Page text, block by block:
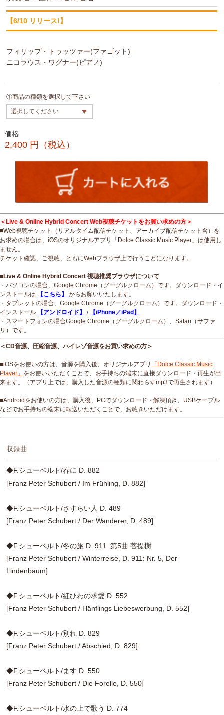
【6/10 リリース!】
フィリップ・トゥッツァー(ファゴット)
ニコラウス・ワグナー(ピアノ)
①商品の種類を選択して下さい
価格
2,400 円（税込）
＜Live & Online Hybrid Concert Web視聴チケットをお買い求めの方＞
■Web視聴チケット（リアルタイム配信チケット、アーカイブ配信チケット含）を
お求めの場合は、iOSのオリジナルアプリ「Dolce Classic Music Player」は使用し
ません。
チケット確認、ご視聴、ともにWebブラウザ上で行うことになります。
■Live & Online Hybrid Concert 視聴推奨ブラウザについて
・パソコンの場合、Google Chrome（グーグルクローム）です。ダウンロード・イ
ンストールは
【こちら】
からお願いいたします。
・タブレットの場合、Google Chrome（グーグルクローム）です。ダウンロード・
インストール
【アンドロイド】 /
【iPhone／iPad】
・スマートフォンの場合Google Chrome（グーグルクローム）、Safari（サファ
リ）です。
＜CD音源、圧縮音源、ハイレゾ音源をお買い求めの方＞
■iOSをお使いの方は、音源を購入後、オリジナルアプリ
「Dolce Classic Music
Player」 をお使いいただくことで、お手持ちの端末に直接ダウンロード・再生が出
来ます。（アプリ上では、購入した音源の種類に関わらずmp3で再生されます）
■Androidをお使いの方は、購入後、PCでダウンロード・解凍頂き、USBケーブル
などでお手持ちの端末に転送いただくことで、お聴きいただけます。
収録曲
◆F.シューベルト/春に D. 882
[Franz Peter Schubert / Im Frühling, D. 882]
◆F.シューベルト/さすらい人 D. 489
[Franz Peter Schubert / Der Wanderer, D. 489]
◆F.シューベルト/冬の旅 D. 911: 第5曲 菩提樹
[Franz Peter Schubert / Winterreise, D. 911: Nr. 5, Der
Lindenbaum]
◆F.シューベルト/紅ひわの求愛 D. 552
[Franz Peter Schubert / Hänflings Liebeswerbung, D. 552]
◆F.シューベルト/別れ D. 829
[Franz Peter Schubert / Abschied, D. 829]
◆F.シューベルト/ます D. 550
[Franz Peter Schubert / Die Forelle, D. 550]
◆F.シューベルト/水の上で歌う D. 774